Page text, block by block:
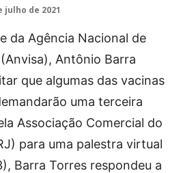
julho de 2021
da Agência Nacional de
Antônio Barra
que algumas das vacinas
uma terceira
Associação Comercial do
para uma palestra virtual
Barra Torres respondeu a